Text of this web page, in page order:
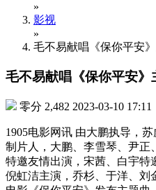
»
影视
»
毛不易献唱《保你平安
毛不易献唱《保你平安
零分 2,482 2023-03-10 17:11
1905电影网讯 由大鹏执导，
制片人，大鹏、李雪琴、尹正
特邀友情出演，宋茜、白宇特
倪虹洁主演，乔杉、于洋、刘